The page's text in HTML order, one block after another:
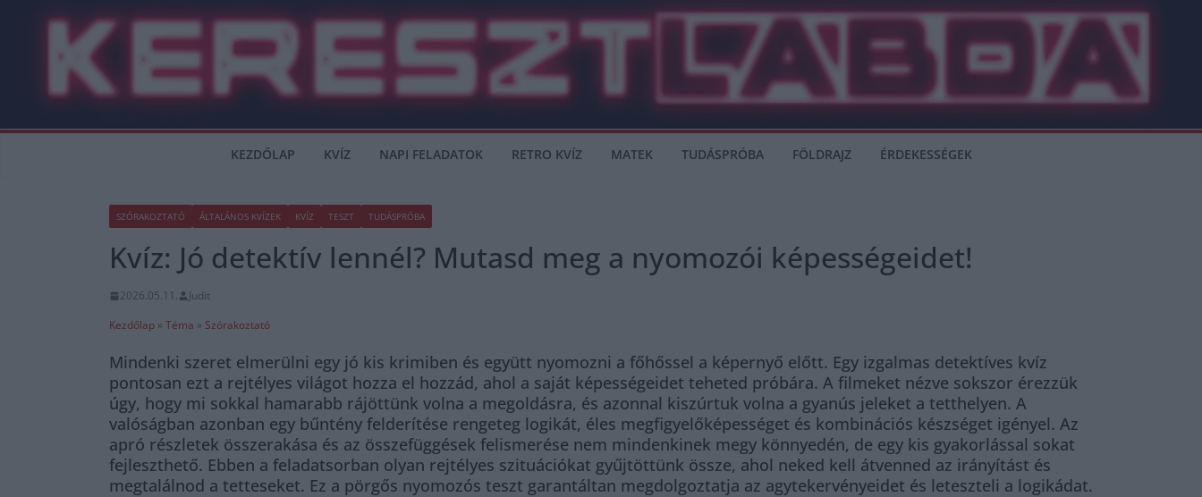
KEZDŐLAP KVÍZ NAPI FELADATOK RETRO KVÍZ MATEK TUDÁSPRÓBA FÖLDRAJZ ÉRDEKESSÉGEK
SZÓRAKOZTATÓ ÁLTALÁNOS KVÍZEK KVÍZ TESZT TUDÁSPRÓBA
Kvíz: Jó detektív lennél? Mutasd meg a nyomozói képességeidet!
2026.05.11.
Judit
Kezdőlap » Téma » Szórakoztató
Mindenki szeret elmerülni egy jó kis krimiben és együtt nyomozni a főhőssel a képernyő előtt. Egy izgalmas detektíves kvíz
pontosan ezt a rejtélyes világot hozza el hozzád, ahol a saját képességeidet teheted próbára. A filmeket nézve sokszor érezzük
úgy, hogy mi sokkal hamarabb rájöttünk volna a megoldásra, és azonnal kiszúrtuk volna a gyanús jeleket a tetthelyen. A
valóságban azonban egy bűntény felderítése rengeteg logikát, éles megfigyelőképességet és kombinációs készséget igényel. Az
apró részletek összerakása és az összefüggések felismerése nem mindenkinek megy könnyedén, de egy kis gyakorlással sokat
fejleszthető. Ebben a feladatsorban olyan rejtélyes szituációkat gyűjtöttünk össze, ahol neked kell átvenned az irányítást és
megtalálnod a tetteseket. Ez a pörgős nyomozós teszt garantáltan megdolgoztatja az agytekervényeidet és leteszteli a logikádat.